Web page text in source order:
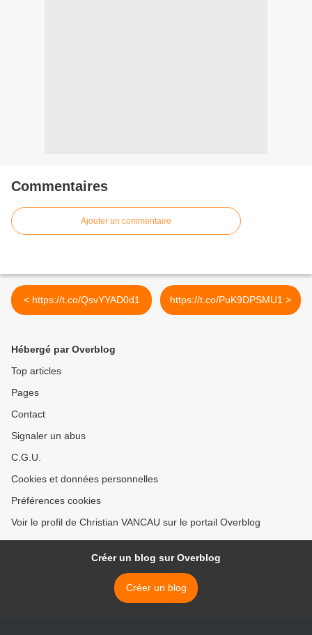
Commentaires
Ajouter un commentaire
< https://t.co/QsvYYAD0d1 https://t.co/PuK9DPSMU1 >
Hébergé par Overblog
Top articles
Pages
Contact
Signaler un abus
C.G.U.
Cookies et données personnelles
Préférences cookies
Voir le profil de Christian VANCAU sur le portail Overblog
Créer un blog sur Overblog
Créer un blog